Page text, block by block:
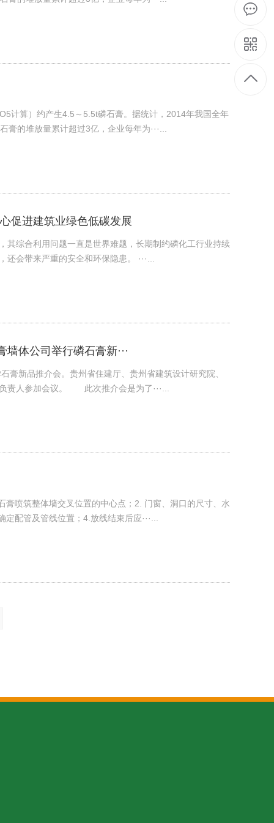
计算）约产生4.5～5.5t磷石膏。据统计，2014年我国全年
的堆放量累计超过3亿，企业每年为···...
促进建筑业绿色低碳发展
其综合利用问题一直是世界难题，长期制约磷化工行业持续
会带来严重的安全和环保隐患。 ···...
体公司举行磷石膏新···
膏新品推介会。贵州省住建厅、贵州省建筑设计研究院、
责人参加会议。 此次推介会是为了···...
喷筑整体墙交叉位置的中心点；2. 门窗、洞口的尺寸、水
配管及管线位置；4.放线结束后应···...